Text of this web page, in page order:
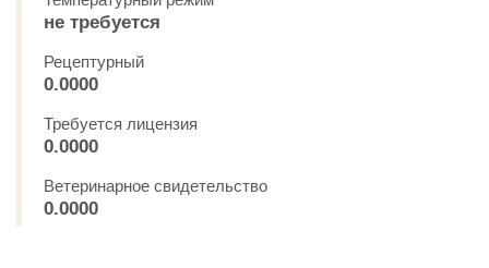
не требуется
Рецептурный
0.0000
Требуется лицензия
0.0000
Ветеринарное свидетельство
0.0000